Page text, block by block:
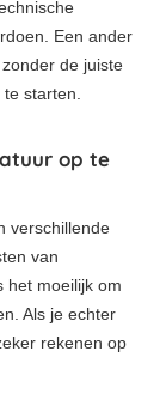
Een ander
de juiste
te starten.
op te
verschillende
van
het moeilijk om
Als je echter
rekenen op